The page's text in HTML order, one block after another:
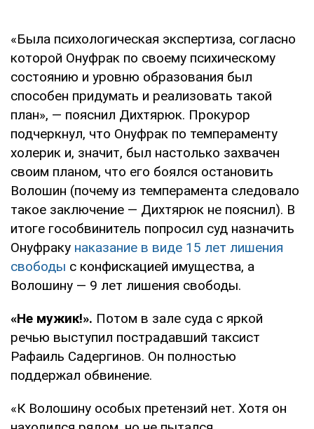
«Была психологическая экспертиза, согласно
которой Онуфрак по своему психическому
состоянию и уровню образования был
способен придумать и реализовать такой
план», — пояснил Дихтярюк. Прокурор
подчеркнул, что Онуфрак по темпераменту
холерик и, значит, был настолько захвачен
своим планом, что его боялся остановить
Волошин (почему из темперамента следовало
такое заключение — Дихтярюк не пояснил). В
итоге гособвинитель попросил суд назначить
Онуфраку наказание в виде 15 лет лишения
свободы с конфискацией имущества, а
Волошину — 9 лет лишения свободы.
«Не мужик!». Потом в зале суда с яркой
речью выступил пострадавший таксист
Рафаиль Садергинов. Он полностью
поддержал обвинение.
«К Волошину особых претензий нет. Хотя он